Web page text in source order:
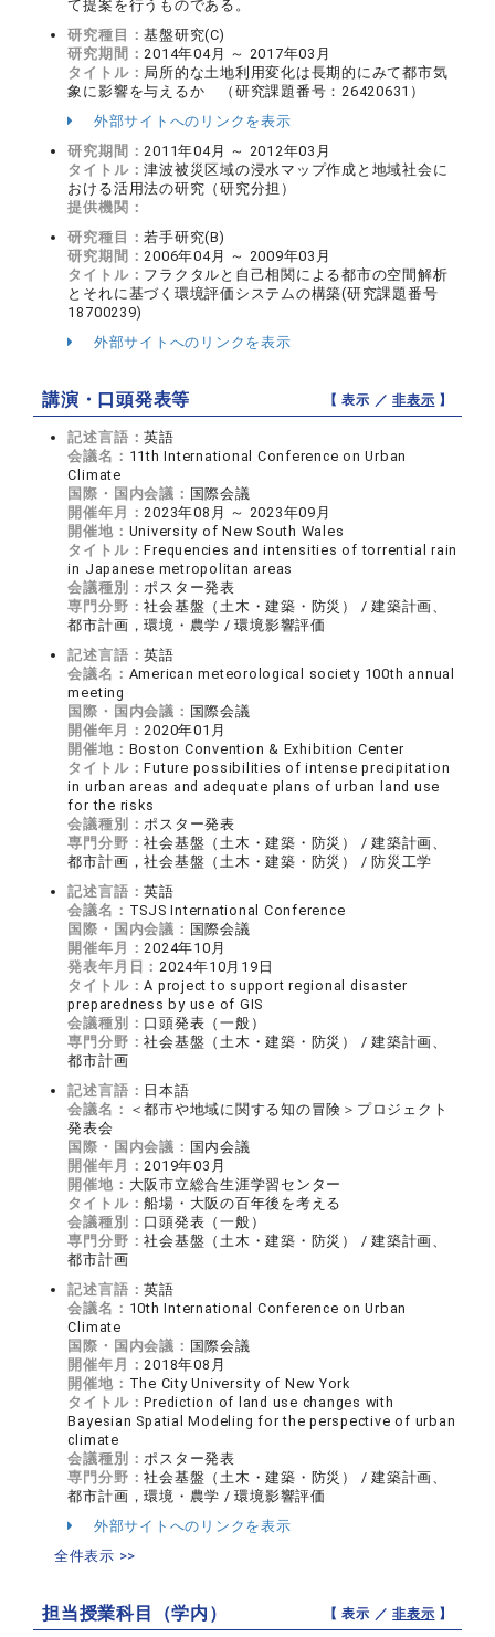
て提案を行うものである。
研究種目：基盤研究(C)
研究期間：2014年04月 ～ 2017年03月
タイトル： 局所的な土地利用変化は長期的にみて都市気
象に影響を与えるか （研究課題番号：26420631）
外部サイトへのリンクを表示
研究期間：2011年04月 ～ 2012年03月
タイトル：津波被災区域の浸水マップ作成と地域社会に
おける活用法の研究（研究分担）
提供機関：
研究種目：若手研究(B)
研究期間：2006年04月 ～ 2009年03月
タイトル： フラクタルと自己相関による都市の空間解析
とそれに基づく環境評価システムの構築(研究課題番号
18700239)
外部サイトへのリンクを表示
講演・口頭発表等 【 表示 ／非表示 】
記述言語：英語
会議名： 11th International Conference on Urban
Climate
国際・国内会議： 国際会議
開催年月：2023年08月 ～ 2023年09月
開催地： University of New South Wales
タイトル：Frequencies and intensities of torrential rain
in Japanese metropolitan areas
会議種別：ポスター発表
専門分野：社会基盤（土木・建築・防災） / 建築計画、
都市計画，環境・農学 / 環境影響評価
記述言語：英語
会議名： American meteorological society 100th annual
meeting
国際・国内会議： 国際会議
開催年月：2020年01月
開催地： Boston Convention & Exhibition Center
タイトル：Future possibilities of intense precipitation
in urban areas and adequate plans of urban land use
for the risks
会議種別：ポスター発表
専門分野：社会基盤（土木・建築・防災） / 建築計画、
都市計画，社会基盤（土木・建築・防災） / 防災工学
記述言語：英語
会議名： TSJS International Conference
国際・国内会議： 国際会議
開催年月：2024年10月
発表年月日：2024年10月19日
タイトル：A project to support regional disaster
preparedness by use of GIS
会議種別： 口頭発表（一般）
専門分野：社会基盤（土木・建築・防災） / 建築計画、
都市計画
記述言語： 日本語
会議名： ＜都市や地域に関する知の冒険＞プロジェクト
発表会
国際・国内会議： 国内会議
開催年月：2019年03月
開催地： 大阪市立総合生涯学習センター
タイトル：船場・大阪の百年後を考える
会議種別： 口頭発表（一般）
専門分野：社会基盤（土木・建築・防災） / 建築計画、
都市計画
記述言語：英語
会議名： 10th International Conference on Urban
Climate
国際・国内会議： 国際会議
開催年月：2018年08月
開催地： The City University of New York
タイトル：Prediction of land use changes with
Bayesian Spatial Modeling for the perspective of urban
climate
会議種別：ポスター発表
専門分野：社会基盤（土木・建築・防災） / 建築計画、
都市計画，環境・農学 / 環境影響評価
外部サイトへのリンクを表示
全件表示 >>
担当授業科目（学内） 【 表示 ／非表示 】